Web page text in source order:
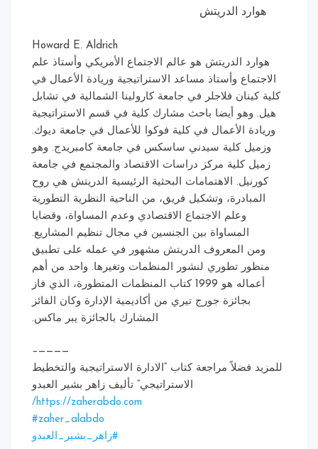
هوارد الدريتش
Howard E. Aldrich
هوارد الدريتش هو عالم الاجتماع الأمريكي وأستاذ علم
الاجتماع وأستاذ مساعد الاستراتيجية وريادة الأعمال في
كلية كينان فلاجلر في جامعة كارولينا الشمالية في تشابل
هيل. وهو أيضا باحث مشارك كلية في قسم الاستراتيجية
وريادة الأعمال في كلية فوكوا للأعمال في جامعة ديوك.
وزميل كلية سيدني ساسكس في جامعة كامبريدج. وهو
زميل كلية مركز دراسات الاقتصاد والمجتمع في جامعة
كورنيل. الاهتمامات البحثية الرئيسية الدريتش هي روح
المبادرة، وتشكيل فريق، من الناحية النظرية التطورية
وعلم
الاجتماع الاقتصادي وعدم المساواة، وقضايا
المساواة بين الجنسين في مجال تنظيم المشاريع.
ومن المعروف الدريتش مشهور في عمله على تطبيق
منظور تطوري لنشور المنظمات وتغيرها. واحد من أهم
أعماله هو 1999 كتاب المنظمات المتطورة، الذي فاز
بجائزة جورج تيري من أكاديمية الإدارة وكان الفائز
المشارك بالجائزة يبر ماكس.
————–
للمزيد فضلاً مراجعة كتاب “الادارة الاستراتيجية والتخطيط
الاستراتيجي” تأليف زاهر بشير العبدو
https://zaherabdo.com/
‪#‎zaher_alabdo‬
‫#‏زاهر_بشير_العبدو‬